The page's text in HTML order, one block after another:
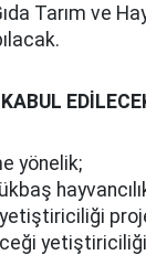
Tarım ve
yönelik;
yetiştiriciliği